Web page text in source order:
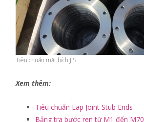
Tiêu chuẩn mặt bích JIS
Xem thêm:
Tiêu chuẩn Lap Joint Stub Ends
Bảng tra bước ren từ M1 đến M70